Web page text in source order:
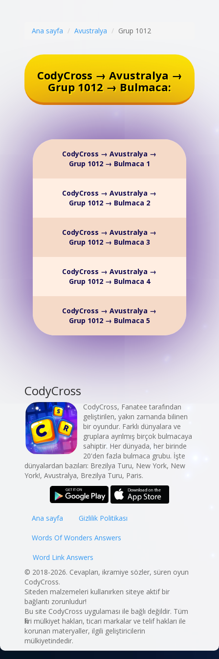
Ana sayfa Avustralya Grup 1012
CodyCross → Avustralya →
Grup 1012 → Bulmaca:
CodyCross → Avustralya →
Grup 1012 → Bulmaca 1
CodyCross → Avustralya →
Grup 1012 → Bulmaca 2
CodyCross → Avustralya →
Grup 1012 → Bulmaca 3
CodyCross → Avustralya →
Grup 1012 → Bulmaca 4
CodyCross → Avustralya →
Grup 1012 → Bulmaca 5
CodyCross
CodyCross, Fanatee tarafından
geliştirilen, yakın zamanda bilinen
bir oyundur. Farklı dünyalara ve
gruplara ayrılmış birçok bulmacaya
sahiptir. Her dünyada, her birinde
20'den fazla bulmaca grubu. İşte
dünyalardan bazıları: Brezilya Turu, New York, New
York!, Avustralya, Brezilya Turu, Paris.
Ana sayfa Gizlilik Politikası
Words Of Wonders Answers
Word Link Answers
© 2018-2026. Cevapları, ikramiye sözler, süren oyun
CodyCross.
Siteden malzemeleri kullanırken siteye aktif bir
bağlantı zorunludur!
Bu site CodyCross uygulaması ile bağlı değildir. Tüm
fikri mülkiyet hakları, ticari markalar ve telif hakları ile
korunan materyaller, ilgili geliştiricilerin
mülkiyetindedir.